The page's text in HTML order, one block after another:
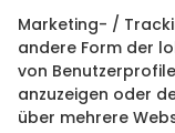
Marketing- /
andere Form der
von
anzuzeigen oder
über mehrere